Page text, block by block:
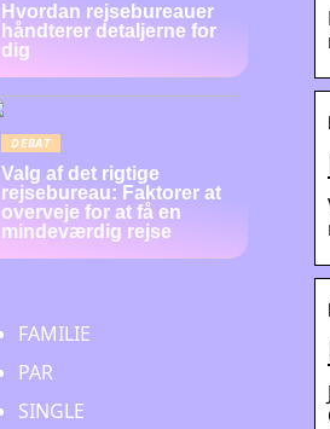
Hvordan rejsebureauer
håndterer detaljerne for
dig
DEBAT
Valg af det rigtige
rejsebureau: Faktorer at
overveje for at få en
mindeværdig rejse
FAMILIE
PAR
SINGLE